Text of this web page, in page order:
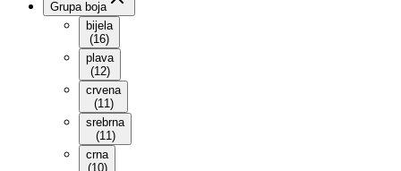
Grupa boja
bijela
(16)
plava
(12)
crvena
(11 )
srebrna
(11 )
crna
(10)